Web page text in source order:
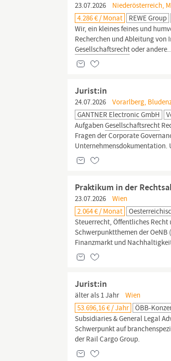
23.07.2026
Niederösterreich,
4.286 € / Monat
REWE Group
Wir, ein kleines feines und
Recherchen und Ableitung
Gesellschaftsrechtoder
Jurist:in
24.07.2026
Vorarlberg,
GANTNER Electronic GmbH
AufgabenGesellschaftsrecht
Fragen der Corporate
Unternehmensdokumentation.
Praktikum in der
23.07.2026
Wien
2.064 € / Monat
Steuerrecht, Öffentliches
Schwerpunktthemen der
Finanzmarkt und
Jurist:in
älter als 1 Jahr
Wien
53.696,16 € / Jahr
ÖBB-
Subsidiaries & General Legal
Schwerpunkt auf
der Rail Cargo Group.